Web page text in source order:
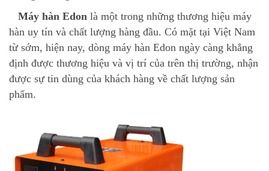
Máy hàn Edon là một trong những thương hiệu máy
hàn uy tín và chất lượng hàng đầu. Có mặt tại Việt Nam
từ sớm, hiện nay, dòng máy hàn Edon ngày càng khẳng
định được thương hiệu và vị trí của trên thị trường, nhận
được sự tin dùng của khách hàng về chất lượng sản
phẩm.